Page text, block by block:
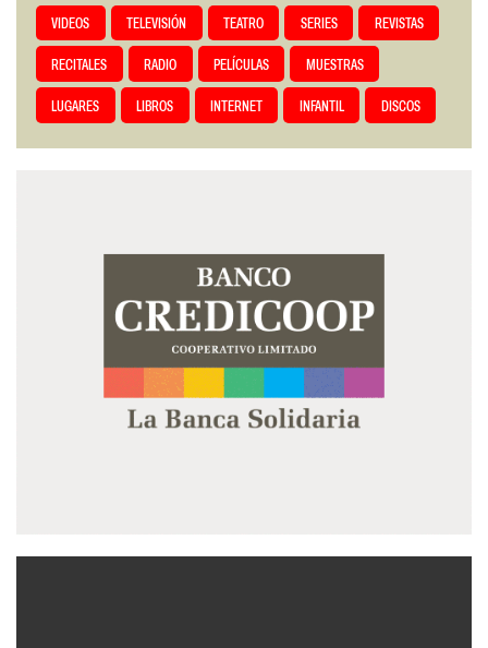
VIDEOS TELEVISIÓN TEATRO SERIES REVISTAS
RECITALES RADIO PELÍCULAS MUESTRAS
LUGARES LIBROS INTERNET INFANTIL DISCOS